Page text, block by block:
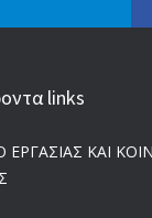
links
ΕΡΓΑΣΙΑΣ ΚΑΙ